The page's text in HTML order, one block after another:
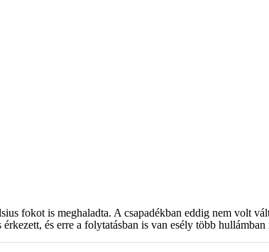
fokot is meghaladta. A csapadékban eddig nem volt
és erre a folytatásban is van esély több hullámban